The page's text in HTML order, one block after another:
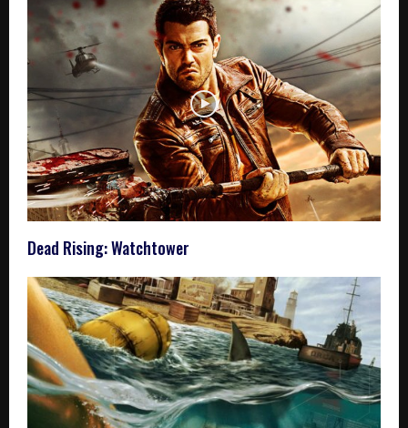
Dead Rising: Watchtower